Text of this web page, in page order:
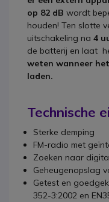
op 82 dB wordt
houden! Ten slotte
uitschakeling na 4
de batterij en laat
weten wanneer
laden.
Technische
Sterke demping
FM-radio met
Zoeken naar
Geheugenopslag
Getest en
352-3:2002 en